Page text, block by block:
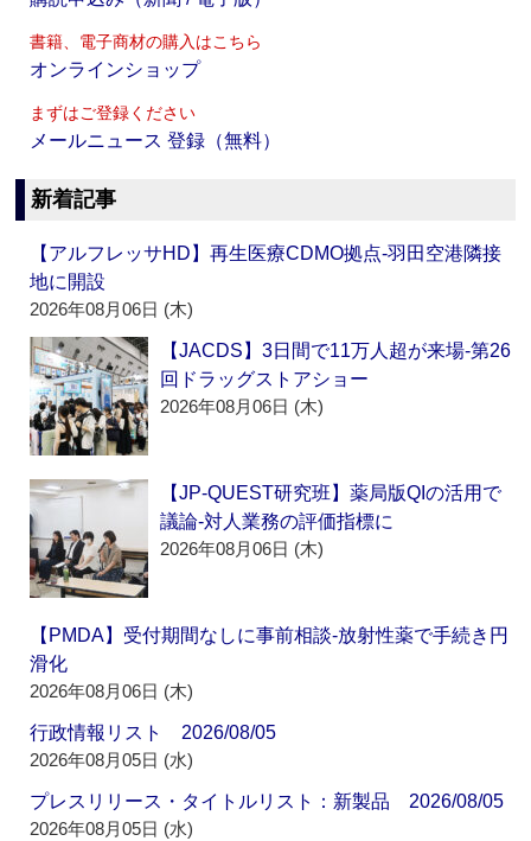
書籍、電子商材の購入はこちら
オンラインショップ
まずはご登録ください
メールニュース 登録（無料）
新着記事
【アルフレッサHD】再生医療CDMO拠点‐羽田空港隣接
地に開設
2026年08月06日 (木)
【JACDS】3日間で11万人超が来場‐第26
回ドラッグストアショー
2026年08月06日 (木)
【JP-QUEST研究班】薬局版QIの活用で
議論‐対人業務の評価指標に
2026年08月06日 (木)
【PMDA】受付期間なしに事前相談‐放射性薬で手続き円
滑化
2026年08月06日 (木)
行政情報リスト 2026/08/05
2026年08月05日 (水)
プレスリリース・タイトルリスト：新製品 2026/08/05
2026年08月05日 (水)